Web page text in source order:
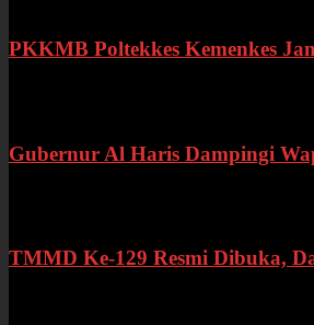
PKKMB Poltekkes Kemenkes
Gubernur Al Haris Dampingi
TMMD Ke-129 Resmi Dibuka,